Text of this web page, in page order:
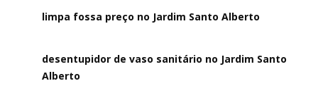
limpa fossa preço no Jardim Santo Alberto
desentupidor de vaso sanitário no Jardim Santo
Alberto